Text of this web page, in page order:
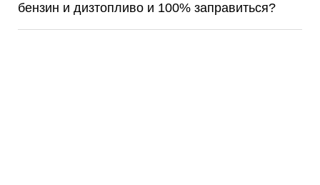
бензин и дизтопливо и 100% заправиться?